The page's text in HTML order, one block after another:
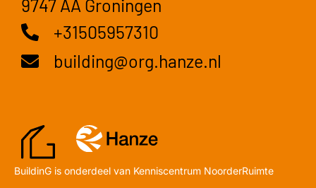
9747 AA Groningen
+31505957310
building@org.hanze.nl
BuildinG is onderdeel van Kenniscentrum NoorderRuimte